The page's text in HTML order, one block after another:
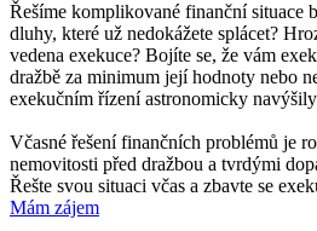
Řešíme komplikované finanční situace
dluhy, které už nedokážete splácet?
vedena exekuce? Bojíte se, že vám
dražbě za minimum její hodnoty nebo
exekučním řízení astronomicky
Včasné řešení finančních problémů je
nemovitosti před dražbou a tvrdými
Řešte svou situaci včas a zbavte se
Mám zájem